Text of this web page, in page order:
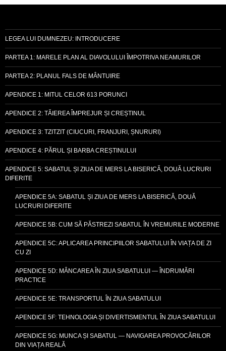
LEGEA LUI DUMNEZEU: INTRODUCERE
PARTEA 1: MARELE PLAN AL DIAVOLULUI ÎMPOTRIVA NEAMURILOR
PARTEA 2: PLANUL FALS DE MÂNTUIRE
APENDICE 1: MITUL CELOR 613 PORUNCI
APENDICE 2: TĂIEREA ÎMPREJUR ȘI CREȘTINUL
APENDICE 3: TZITZIT (CIUCURI, FRANJURI, ȘNURURI)
APENDICE 4: PĂRUL ȘI BARBA CREȘTINULUI
APENDICE 5: SABATUL ȘI ZIUA DE MERS LA BISERICĂ, DOUĂ LUCRURI
DIFERITE
APENDICE 5A: SABATUL ȘI ZIUA DE MERS LA BISERICĂ, DOUĂ
LUCRURI DIFERITE
APENDICE 5B: CUM SĂ PĂSTREZI SABATUL ÎN VREMURILE MODERNE
APENDICE 5C: APLICAREA PRINCIPIILOR SABATULUI ÎN VIAȚA DE ZI
CU ZI
APENDICE 5D: MÂNCAREA ÎN ZIUA SABATULUI — ÎNDRUMĂRI
PRACTICE
APENDICE 5E: TRANSPORTUL ÎN ZIUA SABATULUI
APENDICE 5F: TEHNOLOGIA ȘI DIVERTISMENTUL ÎN ZIUA SABATULUI
APENDICE 5G: MUNCA ȘI SABATUL — NAVIGAREA PROVOCĂRILOR
DIN VIAȚA REALĂ